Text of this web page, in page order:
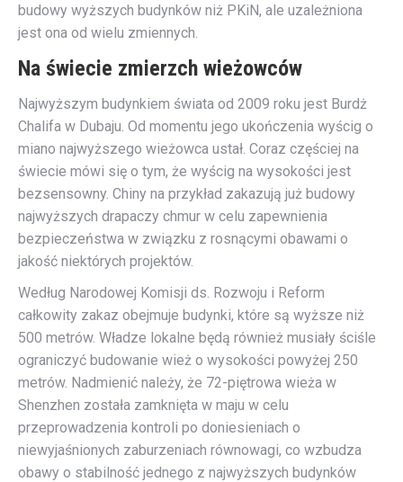
budowy wyższych budynków niż PKiN, ale uzależniona
jest ona od wielu zmiennych.
Na świecie zmierzch wieżowców
Najwyższym budynkiem świata od 2009 roku jest Burdż
Chalifa w Dubaju. Od momentu jego ukończenia wyścig o
miano najwyższego wieżowca ustał. Coraz częściej na
świecie mówi się o tym, że wyścig na wysokości jest
bezsensowny. Chiny na przykład zakazują już budowy
najwyższych drapaczy chmur w celu zapewnienia
bezpieczeństwa w związku z rosnącymi obawami o
jakość niektórych projektów.
Według Narodowej Komisji ds. Rozwoju i Reform
całkowity zakaz obejmuje budynki, które są wyższe niż
500 metrów. Władze lokalne będą również musiały ściśle
ograniczyć budowanie wież o wysokości powyżej 250
metrów. Nadmienić należy, że 72-piętrowa wieża w
Shenzhen została zamknięta w maju w celu
przeprowadzenia kontroli po doniesieniach o
niewyjaśnionych zaburzeniach równowagi, co wzbudza
obawy o stabilność jednego z najwyższych budynków